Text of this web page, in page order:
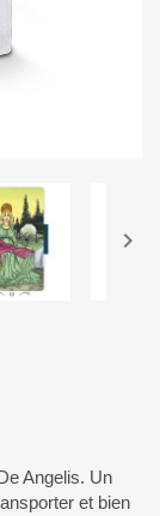

Angelis. Un
et bien